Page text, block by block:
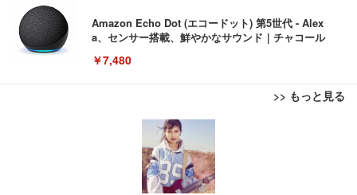
Amazon Echo Dot (エコードット) 第5世代 - Alex
a、センサー搭載、鮮やかなサウンド｜チャコール
￥7,480
>> もっと見る
[EdoErgo] オフィスチェア 椅子 テレワーク 疲れな
い 跳ね上げ式アームレスト コンパクト 約105度ロッ
キング pc 事務椅子 360度回転 座面昇降 強化ナイロ
ン樹脂ベース 通気性メッシュ 在宅ワーク H-WY01
(黒網+黒枠+黒足)
EIZO ビジネス向けプレミアムモニター | FlexScan
EV3240X-WT | 31.5型4K UHD・USB Type-C・ホワ
￥105,595
Amazonベーシック ペットシーツ 薄型 レギュラー 1
回使い捨て 無香料 ホワイト 300枚